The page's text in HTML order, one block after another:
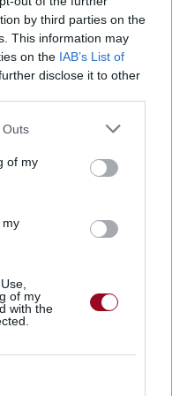
by third parties on the
This information may
on the IAB’s List of
disclose it to other
Outs
of my
my
of my
with the